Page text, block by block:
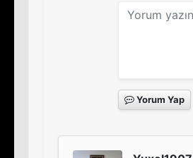
Yorum Yap